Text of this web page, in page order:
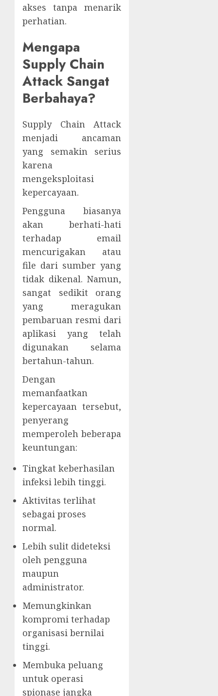
akses tanpa menarik
perhatian.
Mengapa
Supply Chain
Attack Sangat
Berbahaya?
Supply Chain Attack
menjadi ancaman
yang semakin serius
karena
mengeksploitasi
kepercayaan.
Pengguna biasanya
akan berhati-hati
terhadap email
mencurigakan atau
file dari sumber yang
tidak dikenal. Namun,
sangat sedikit orang
yang meragukan
pembaruan resmi dari
aplikasi yang telah
digunakan selama
bertahun-tahun.
Dengan
memanfaatkan
kepercayaan tersebut,
penyerang
memperoleh beberapa
keuntungan:
Tingkat keberhasilan
infeksi lebih tinggi.
Aktivitas terlihat
sebagai proses
normal.
Lebih sulit dideteksi
oleh pengguna
maupun
administrator.
Memungkinkan
kompromi terhadap
organisasi bernilai
tinggi.
Membuka peluang
untuk operasi
spionase jangka